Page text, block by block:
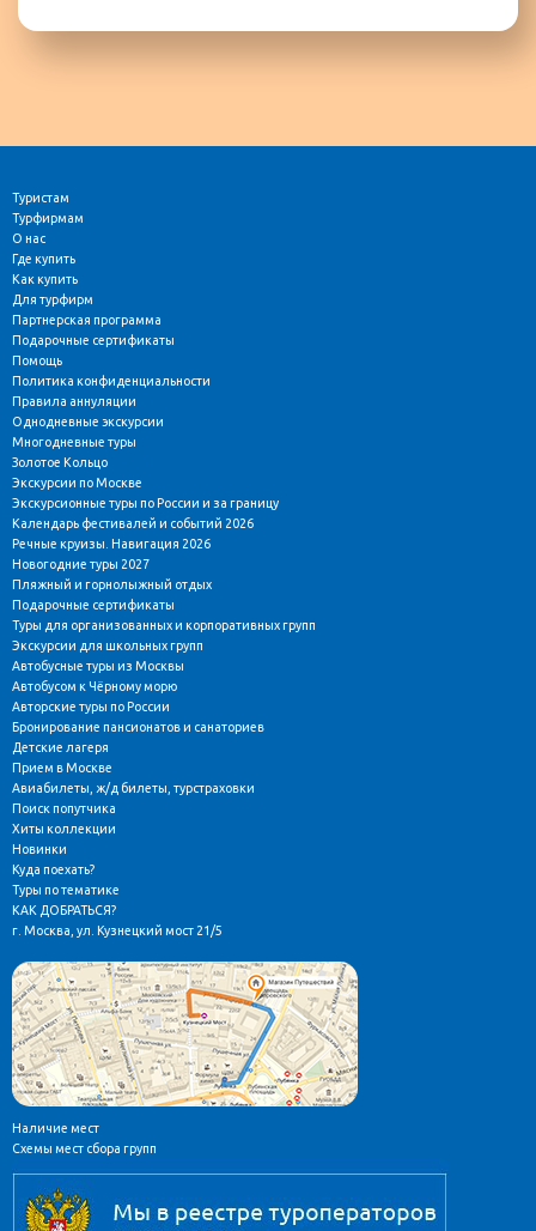
Туристам
Турфирмам
О нас
Где купить
Как купить
Для турфирм
Партнерская программа
Подарочные сертификаты
Помощь
Политика конфиденциальности
Правила аннуляции
Однодневные экскурсии
Многодневные туры
Золотое Кольцо
Экскурсии по Москве
Экскурсионные туры по России и за границу
Календарь фестивалей и событий 2026
Речные круизы. Навигация 2026
Новогодние туры 2027
Пляжный и горнолыжный отдых
Подарочные сертификаты
Туры для организованных и корпоративных групп
Экскурсии для школьных групп
Автобусные туры из Москвы
Автобусом к Чёрному морю
Авторские туры по России
Бронирование пансионатов и санаториев
Детские лагеря
Прием в Москве
Авиабилеты, ж/д билеты, турстраховки
Поиск попутчика
Хиты коллекции
Новинки
Куда поехать?
Туры по тематике
КАК ДОБРАТЬСЯ?
г. Москва, ул. Кузнецкий мост 21/5
Наличие мест
Схемы мест сбора групп